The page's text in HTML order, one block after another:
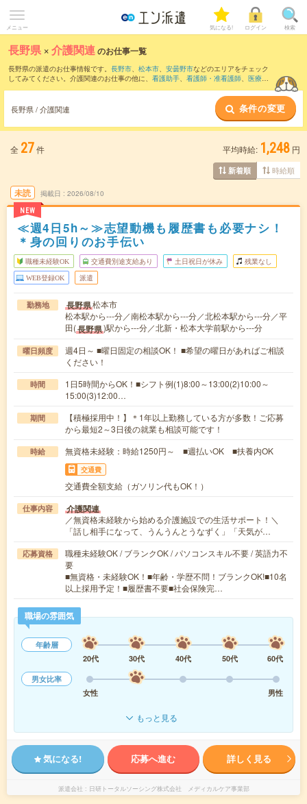
メニュー 気になる! ログイン 検索
長野県 ×介護関連のお仕事一覧
長野県の派遣のお仕事情報です。 長野市、 松本市、 安曇野市などのエリアをチェック
してみてください。介護関連のお仕事の他に、 看護助手、 看護師・准看護師、 医療事
介護関連のお仕事と
は？とは？
長野県 / 介護関連 条件の変更
全 27件 平均時給: 1,248 円
新着順 時給順
未読
NEW
掲載日 2026/08/10
≪週4日5h～≫志望動機も履歴書も必要ナシ！
＊身の回りのお手伝い
職種未経験OK 交通費別途支給あり 土日祝日が休み 残業なし
WEB登録OK 派遣
勤務地 長野県松本市
松本駅から---分／南松本駅から---分／北松本駅から---分／平
田(長野県)駅から---分／北新・松本大学前駅から---分
曜日頻度
週4日～ ■曜日固定の相談OK！ ■希望の曜日があればご相談
ください！
時間
1日5時間からOK！■シフト例(1)8:00～13:00(2)10:00～
15:00(3)12:00…
期間
【積極採用中！】＊1年以上勤務している方が多数！ご応募
から最短2～3日後の就業も相談可能です！
時給 無資格未経験：時給1250円～ ■週払いOK ■扶養内OK
交通費
交通費全額支給（ガソリン代もOK！）
仕事内容 介護関連
／無資格未経験から始める介護施設での生活サポート！＼
「話し相手になって、うんうんとうなずく」「天気が…
応募資格
職種未経験OK / ブランクOK / パソコンスキル不要 / 英語力不
要
■無資格・未経験OK！■年齢・学歴不問！ブランクOK!■10名
以上採用予定！■履歴書不要■社会保険完…
職場の雰囲気
年齢層
20代
30代 40代 50代
60代
男女比率
女性
男性
もっと見る
気になる! 応募へ進む 詳しく見る
派遣会社 日研トータルソーシング株式会社 メディカルケア事業部